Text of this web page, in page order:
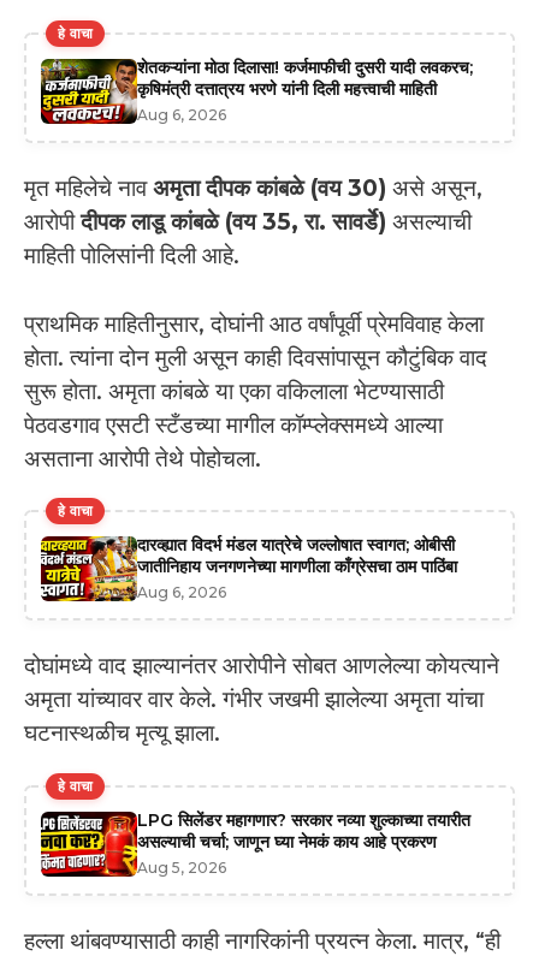
हे वाचा
शेतकऱ्यांना मोठा दिलासा! कर्जमाफीची दुसरी यादी लवकरच;
कृषिमंत्री दत्तात्रय भरणे यांनी दिली महत्त्वाची माहिती
Aug 6, 2026
मृत महिलेचे नावअमृता दीपक कांबळे (वय 30) असे असून,
आरोपीदीपक लाडू कांबळे (वय 35, रा. सावर्डे) असल्याची
माहिती पोलिसांनी दिली आहे.
प्राथमिक माहितीनुसार, दोघांनी आठ वर्षांपूर्वी प्रेमविवाह केला
होता. त्यांना दोन मुली असून काही दिवसांपासून कौटुंबिक वाद
सुरू होता. अमृता कांबळे या एका वकिलाला भेटण्यासाठी
पेठवडगाव एसटी स्टँडच्या मागील कॉम्प्लेक्समध्ये आल्या
असताना आरोपी तेथे पोहोचला.
हे वाचा
दारव्ह्यात विदर्भ मंडल यात्रेचे जल्लोषात स्वागत; ओबीसी
जातीनिहाय जनगणनेच्या मागणीला काँग्रेसचा ठाम पाठिंबा
Aug 6, 2026
दोघांमध्ये वाद झाल्यानंतर आरोपीने सोबत आणलेल्या कोयत्याने
अमृता यांच्यावर वार केले. गंभीर जखमी झालेल्या अमृता यांचा
घटनास्थळीच मृत्यू झाला.
हे वाचा
LPG सिलेंडर महागणार? सरकार नव्या शुल्काच्या तयारीत
असल्याची चर्चा; जाणून घ्या नेमकं काय आहे प्रकरण
Aug 5, 2026
हल्ला थांबवण्यासाठी काही नागरिकांनी प्रयत्न केला. मात्र, “ही